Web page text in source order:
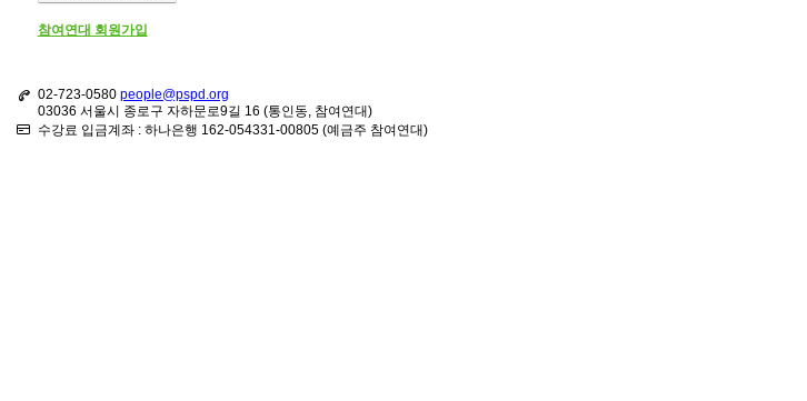
참여연대 회원가입
02-723-0580 people@pspd.org
03036 서울시 종로구 자하문로9길 16 (통인동, 참여연대)
수강료 입금계좌 : 하나은행 162-054331-00805 (예금주 참여연대)